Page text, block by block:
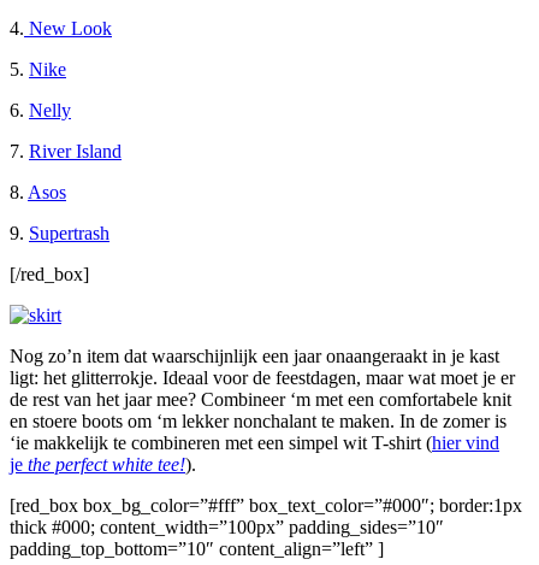
4. New Look
5. Nike
6. Nelly
7. River Island
8. Asos
9. Supertrash
[/red_box]
Nog zo’n item dat waarschijnlijk een jaar onaangeraakt in je kast
ligt: het glitterrokje. Ideaal voor de feestdagen, maar wat moet je er
de rest van het jaar mee? Combineer ‘m met een comfortabele knit
en stoere boots om ‘m lekker nonchalant te maken. In de zomer is
‘ie makkelijk te combineren met een simpel wit T-shirt (hier vind
je the perfect white tee!).
[red_box box_bg_color=”#fff” box_text_color=”#000″; border:1px
thick #000; content_width=”100px” padding_sides=”10″
padding_top_bottom=”10″ content_align=”left” ]